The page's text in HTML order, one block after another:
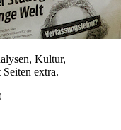
Kultur,
extra.